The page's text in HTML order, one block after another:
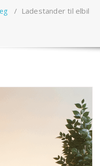
/ Ladestander til elbil